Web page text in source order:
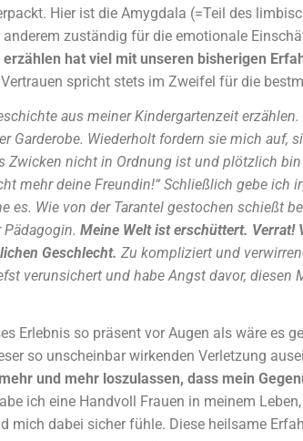
Hier ist die Amygdala (=Teil des
zuständig für die emotionale
hat viel mit unseren bisherigen
spricht stets im Zweifel für die
aus meiner Kindergartenzeit
Garderobe. Wiederholt fordern sie mich auf,
Zwicken nicht in Ordnung ist und plötzlich
mehr deine Freundin!“ Schließlich gebe ich
es. Wie von der Tarantel gestochen schießt
Meine Welt ist erschüttert. Verrat!
Geschlecht. Zu kompliziert und
verunsichert und habe Angst davor, diesen
Erlebnis so präsent vor Augen als wäre es
so unscheinbar wirkenden Verletzung
und mehr loszulassen, dass mein
ich eine Handvoll Frauen in meinem
mich dabei sicher fühle. Diese heilsame